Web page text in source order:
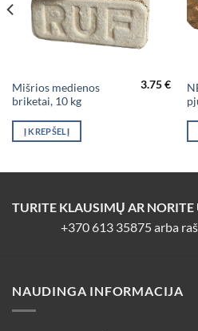
Mišrios medienos
briketai, 10 kg
3.75€
Į KREPŠELĮ
TURITE KLAUSIMŲ AR NORITE
+370 613 35875arba
NAUDINGA INFORMACIJA